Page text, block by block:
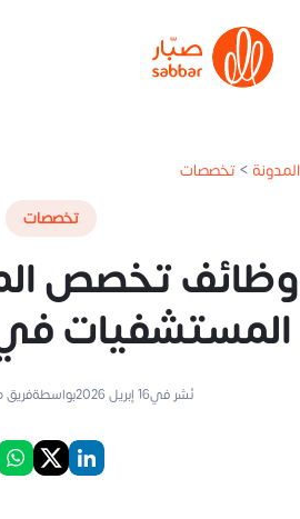
المدونة>تخصصات
تخصصات
وظائف تخصص
المستشفيات
نُشر في16 إبريل 2026 بواسطةفريق